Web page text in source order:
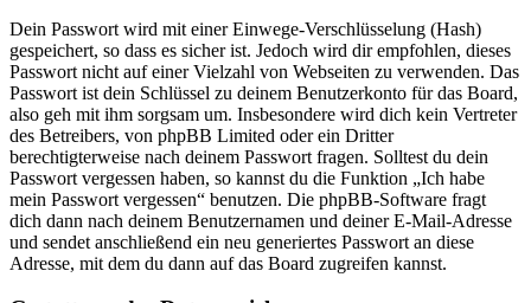
Dein Passwort wird mit einer Einwege-Verschlüsselung (Hash)
gespeichert, so dass es sicher ist. Jedoch wird dir empfohlen, dieses
Passwort nicht auf einer Vielzahl von Webseiten zu verwenden. Das
Passwort ist dein Schlüssel zu deinem Benutzerkonto für das Board,
also geh mit ihm sorgsam um. Insbesondere wird dich kein Vertreter
des Betreibers, von phpBB Limited oder ein Dritter
berechtigterweise nach deinem Passwort fragen. Solltest du dein
Passwort vergessen haben, so kannst du die Funktion „Ich habe
mein Passwort vergessen“ benutzen. Die phpBB-Software fragt
dich dann nach deinem Benutzernamen und deiner E-Mail-Adresse
und sendet anschließend ein neu generiertes Passwort an diese
Adresse, mit dem du dann auf das Board zugreifen kannst.